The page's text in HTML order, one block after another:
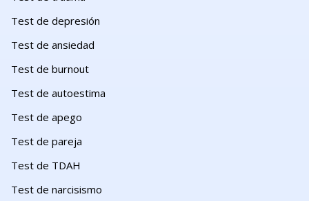
Test de depresión
Test de ansiedad
Test de burnout
Test de autoestima
Test de apego
Test de pareja
Test de TDAH
Test de narcisismo